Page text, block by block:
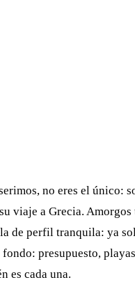
no eres el único:
viaje a Grecia.
de perfil tranquila: ya
presupuesto,
es cada una.